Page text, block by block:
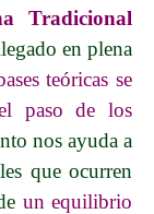
Tradicional
en plena
teóricas se
paso de los
nos ayuda a
que ocurren
un equilibrio